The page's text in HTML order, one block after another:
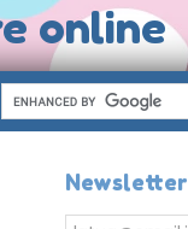
online
Newsletter